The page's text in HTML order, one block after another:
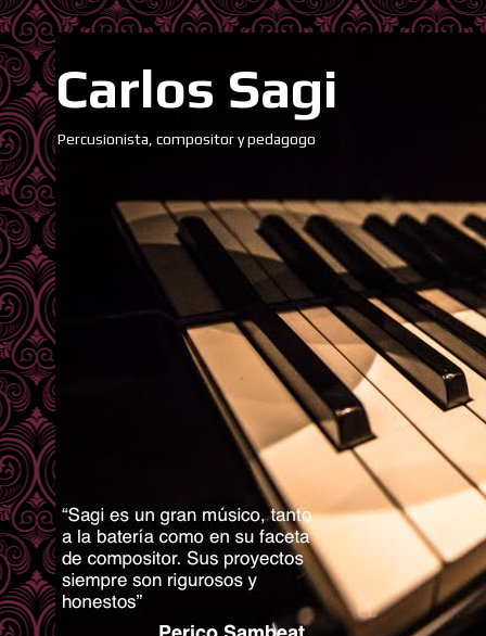
Carlos Sagi
Percusionista, compositor y pedagogo